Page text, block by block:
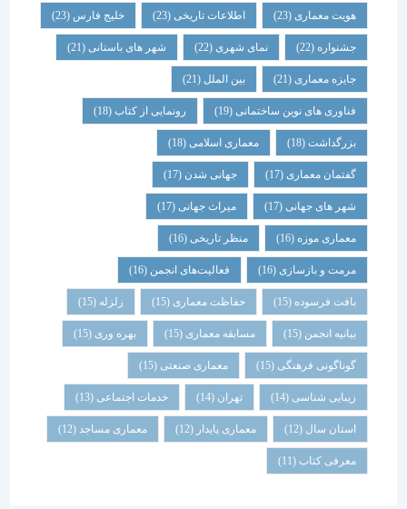
هویت معماری (23) اطلاعات تاریخی(23) خلیج فارس(23)
جشنواره(22) نمای شهری(22) شهر های باستانی (21)
جایزه معماری (21) بین الملل(21)
فناوری های نوین ساختمانی(19) رونمایی از کتاب (18)
بزرگداشت (18) معماری اسلامی(18)
گفتمان معماری (17) جهانی شدن(17)
شهر های جهانی(17) میراث جهانی(17)
معماری موزه(16) منظر تاریخی (16)
مرمت و بازسازی(16) فعالیت‌های انجمن(16)
بافت فرسوده (15) حفاظت معماری (15) زلزله
بیانیه انجمن(15) مسابقه معماری (15) بهره وری(15)
گوناگونی فرهنگی (15) معماری صنعتی(15)
زیبایی شناسی (14) تهران خدمات اجتماعی (13)
استان سال(12) معماری پایدار (12) معماری مساجد(12)
معرفی کتاب(11)